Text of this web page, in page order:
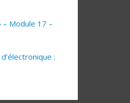
– Module 17 –
: